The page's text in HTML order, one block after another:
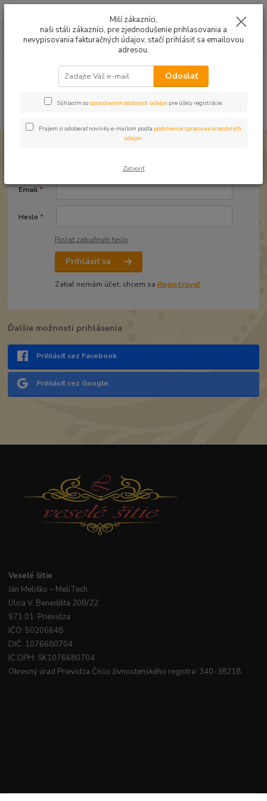
0949224331
9:00 -14:30
za0,00 EUR
Email*
Heslo *
Poslať zabudnuté heslo
Prihlásiť sa
Zatiaľ nemám účet, chcem sa Registrovať
Ďalšie možnosti prihlásenia
Prihlásiť cez Facebook
Prihlásiť cez Google
Veselé šitie
Ján Meliško – MeliTech
Ulica V. Benedikta 208/22
971 01 Prievidza
IČO: 50206648
DIČ: 1076680704
IČ DPH: SK1076680704
Okresný úrad Prievidza Číslo živnostenského registra: 340-38218
Milí zákazníci,
naši stáli zákazníci, pre zjednodušenie prihlasovania a
nevypisovania fakturačných údajov, stačí prihlásiť sa emailovou
adresou.
Odoslať
Súhlasím sospracovaním osobných údajov pre účely registrácie.
Prajem si odoberať novinky e-mailom podľa podmienok spracovania osobných
údajov.
Zatvoriť